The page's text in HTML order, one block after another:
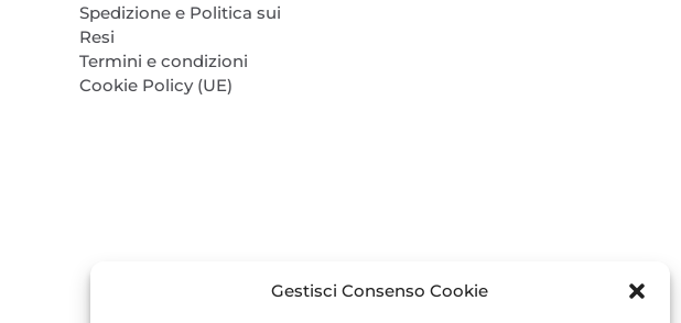
Gestisci Consenso Cookie
Spedizione e Politica sui
Resi
Termini e condizioni
Cookie Policy (UE)